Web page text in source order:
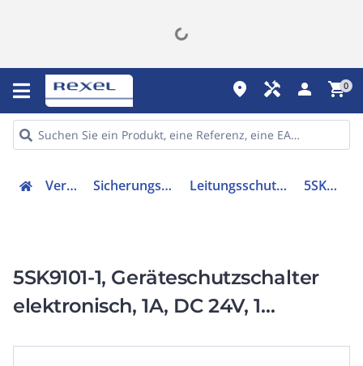
place handyman person shopping_cart0
Verteiler Sicherungsmaterial Leitungsschutzschalter 5SK91011
5SK9101-1, Geräteschutzschalter
elektronisch, 1A, DC 24V, 1